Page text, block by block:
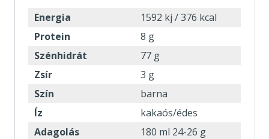
Energia
1592 kj / 376 kcal
Protein
8 g
Szénhidrát
77 g
Zsír
3 g
Szín
barna
Íz
kakaós/édes
Adagolás
180 ml 24-26 g